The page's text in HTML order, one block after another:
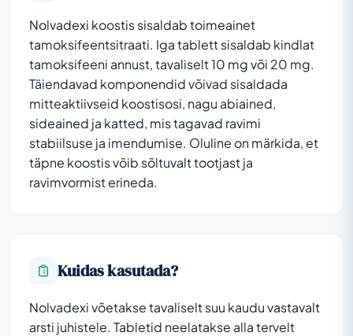
Nolvadexi koostis sisaldab toimeainet
tamoksifeentsitraati. Iga tablett sisaldab kindlat
tamoksifeeni annust, tavaliselt 10 mg või 20 mg.
Täiendavad komponendid võivad sisaldada
mitteaktiivseid koostisosi, nagu abiained,
sideained ja katted, mis tagavad ravimi
stabiilsuse ja imendumise. Oluline on märkida, et
täpne koostis võib sõltuvalt tootjast ja
ravimvormist erineda.
Kuidas kasutada?
Nolvadexi võetakse tavaliselt suu kaudu vastavalt
arsti juhistele. Tabletid neelatakse alla tervelt